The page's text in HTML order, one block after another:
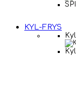
KYL-FRYS